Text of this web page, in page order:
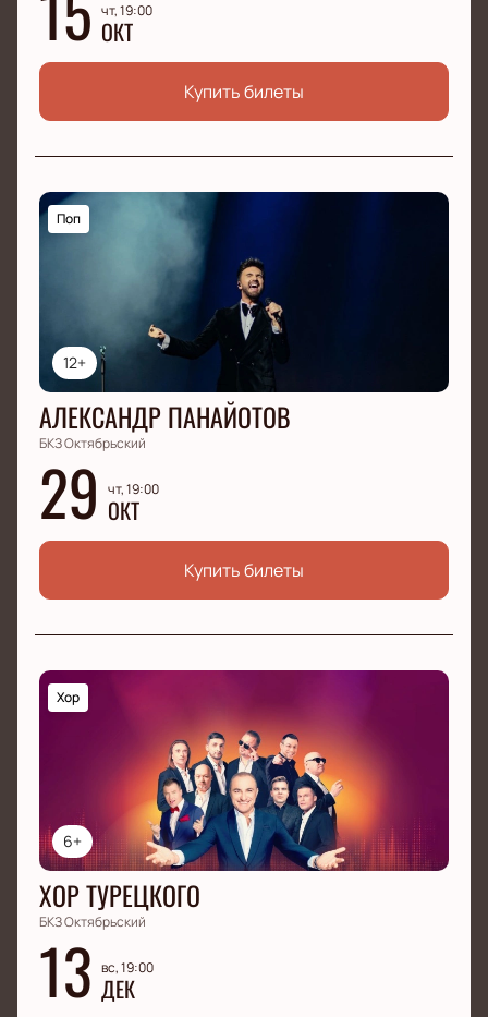
чт, 19:00
ОКТ
Купить билеты
12+
Поп
АЛЕКСАНДР ПАНАЙОТОВ
БКЗ Октябрьский
29 чт, 19:00
ОКТ
Купить билеты
6+
Хор
ХОР ТУРЕЦКОГО
БКЗ Октябрьский
13 вс, 19:00
ДЕК